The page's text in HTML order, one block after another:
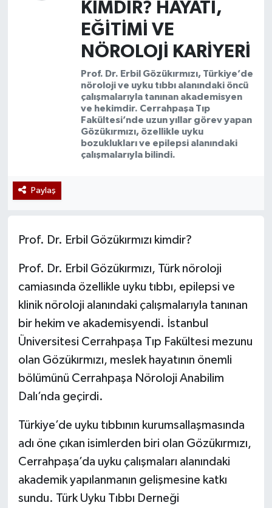
KIMDIR? HAYATI,
EĞITIMI VE
NÖROLOJI KARIYERI
Prof. Dr. Erbil Gözükırmızı, Türkiye’de
nöroloji ve uyku tıbbı alanındaki öncü
çalışmalarıyla tanınan akademisyen
ve hekimdir. Cerrahpaşa Tıp
Fakültesi’nde uzun yıllar görev yapan
Gözükırmızı, özellikle uyku
bozuklukları ve epilepsi alanındaki
çalışmalarıyla bilindi.
Paylaş
Prof. Dr. Erbil Gözükırmızı kimdir?
Prof. Dr. Erbil Gözükırmızı, Türk nöroloji
camiasında özellikle uyku tıbbı, epilepsi ve
klinik nöroloji alanındaki çalışmalarıyla tanınan
bir hekim ve akademisyendi. İstanbul
Üniversitesi Cerrahpaşa Tıp Fakültesi mezunu
olan Gözükırmızı, meslek hayatının önemli
bölümünü Cerrahpaşa Nöroloji Anabilim
Dalı’nda geçirdi.
Türkiye’de uyku tıbbının kurumsallaşmasında
adı öne çıkan isimlerden biri olan Gözükırmızı,
Cerrahpaşa’da uyku çalışmaları alanındaki
akademik yapılanmanın gelişmesine katkı
sundu. Türk Uyku Tıbbı Derneği